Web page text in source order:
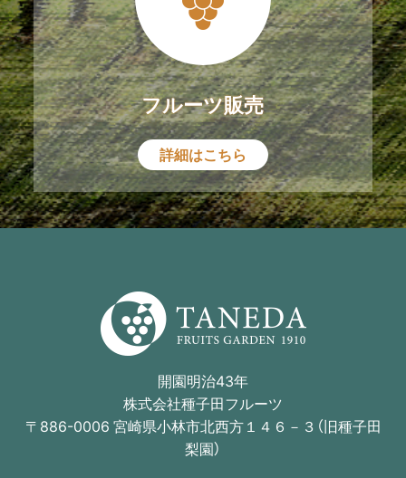
フルーツ販売
詳細はこちら
開園明治43年
株式会社種子田フルーツ
〒886-0006 宮崎県小林市北西方１４６－３（旧種子田
梨園）